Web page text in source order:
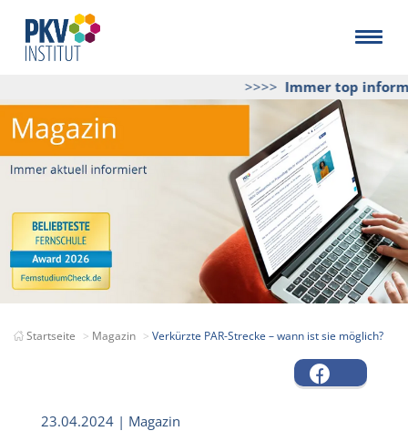
>>>>Immer top
Startseite Magazin Verkürzte PAR-Strecke – wann ist sie möglich?
23.04.2024 | Magazin